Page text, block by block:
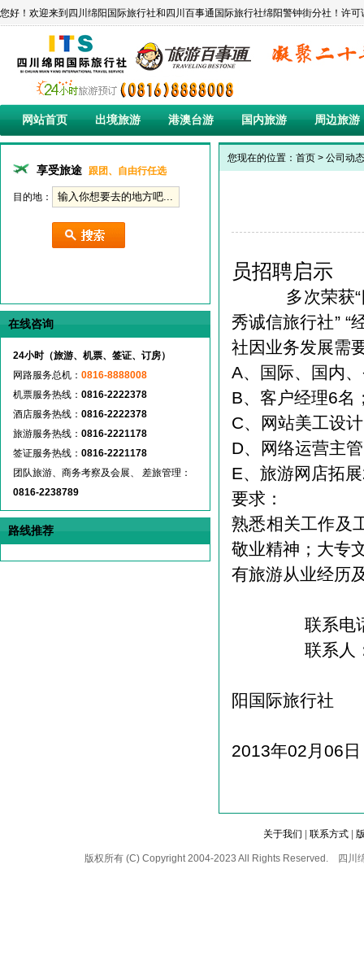
您好！欢迎来到四川绵阳国际旅行社和四川百事通国际旅行社绵阳警钟街分社！许
网站首页 出境旅游 港澳台游 国内旅游 周边旅游
享受旅途 跟团、自由行任选
目的地：
在线咨询
24小时（旅游、机票、签证、订房）
网路服务总机： 0816-8888008
机票服务热线： 0816-2222378
酒店服务热线： 0816-2222378
旅游服务热线： 0816-2221178
签证服务热线： 0816-2221178
团队旅游、商务考察及会展、 差旅管理：
0816-2238789
路线推荐
您现在的位置： 首页 > 公司动态
员招聘启示
多次荣获“四
秀诚信旅行社” “
社因业务发展需
A、国际、国内
B、客户经理6名
C、网站美工设
D、网络运营主
E、旅游网店拓
要求：
熟悉相关工作及
敬业精神；大专
有旅游从业经历
联系电话：
联系人：
阳国际旅行社
2013年02月06日
关于我们 联系方式|
版权所有 (C) Copyright 2004-2023 All Rights Reserved. 四